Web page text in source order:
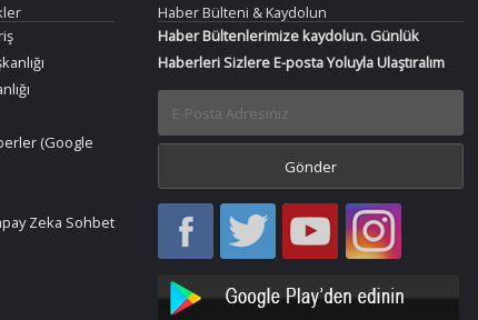
(Google
Zeka Sohbet
Haber Bülteni & Kaydolun
Haber Bültenlerimize kaydolun. Günlük
Haberleri Sizlere E-posta Yoluyla Ulaştıralım
Haber
Oku
Haber
Oku
Bir
Haber
YouTube
Bir
Haber
Instagram